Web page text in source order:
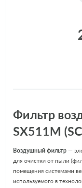
Фильтр
SX511M
Воздушный фильтр—
для очистки от пыли
помещения системами
используемого в